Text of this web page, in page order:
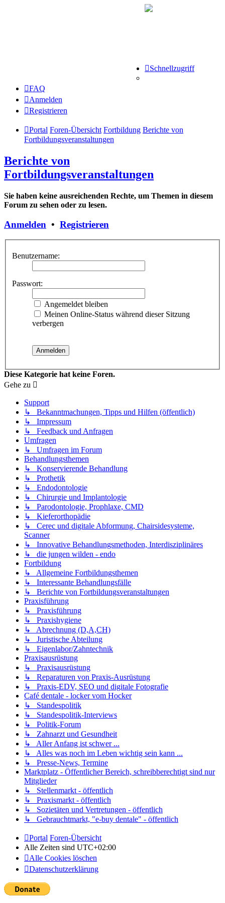
Schnellzugriff
FAQ
Anmelden
Registrieren
Portal Foren-Übersicht Fortbildung Berichte von
Fortbildungsveranstaltungen
Berichte von
Fortbildungsveranstaltungen
Sie haben keine ausreichenden Rechte, um Themen in diesem
Forum zu sehen oder zu lesen.
Anmelden • Registrieren
Benutzername:
Passwort:
Angemeldet bleiben
Meinen Online-Status während dieser Sitzung
verbergen
Diese Kategorie hat keine Foren.
Gehe zu
Support
↳ Bekanntmachungen, Tipps und Hilfen (öffentlich)
↳ Impressum
↳ Feedback und Anfragen
Umfragen
↳ Umfragen im Forum
Behandlungsthemen
↳ Konservierende Behandlung
↳ Prothetik
↳ Endodontologie
↳ Chirurgie und Implantologie
↳ Parodontologie, Prophlaxe, CMD
↳ Kieferorthopädie
↳ Cerec und digitale Abformung, Chairsidesysteme,
Scanner
↳ Innovative Behandlungsmethoden, Interdisziplinäres
↳ die jungen wilden - endo
Fortbildung
↳ Allgemeine Fortbildungsthemen
↳ Interessante Behandlungsfälle
↳ Berichte von Fortbildungsveranstaltungen
Praxisführung
↳ Praxisführung
↳ Praxishygiene
↳ Abrechnung (D,A,CH)
↳ Juristische Abteilung
↳ Eigenlabor/Zahntechnik
Praxisausrüstung
↳ Praxisausrüstung
↳ Reparaturen von Praxis-Ausrüstung
↳ Praxis-EDV, SEO und digitale Fotografie
Café dentale - locker vom Hocker
↳ Standespolitik
↳ Standespolitik-Interviews
↳ Politik-Forum
↳ Zahnarzt und Gesundheit
↳ Aller Anfang ist schwer ...
↳ Alles was noch im Leben wichtig sein kann ...
↳ Presse-News, Termine
Marktplatz - Öffentlicher Bereich, schreibberechtigt sind nur
Mitglieder
↳ Stellenmarkt - öffentlich
↳ Praxismarkt - öffentlich
↳ Sozietäten und Vertretungen - öffentlich
↳ Gebrauchtmarkt, "e-buy dentale" - öffentlich
Portal Foren-Übersicht
Alle Zeiten sind UTC+02:00
Alle Cookies löschen
Datenschutzerklärung